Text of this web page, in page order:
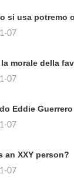
si usa potremo
07
morale della
07
Eddie
07
an XXY person?
07